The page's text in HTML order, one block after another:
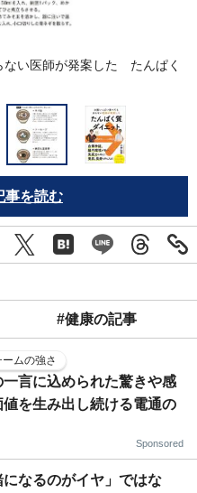
ない医師が発案した たんぱく
事を読む
#健康の記事
ムの強さ
一言に込められた驚きや感
を生み出し続ける電通の
Sponsored
になるのがイヤ」ではな